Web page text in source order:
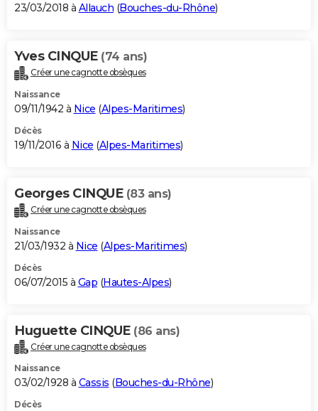
23/03/2018 à Allauch (Bouches-du-Rhône)
Yves CINQUE (74 ans)
Créer une cagnotte obsèques
Naissance
09/11/1942 à Nice (Alpes-Maritimes)
Décès
19/11/2016 à Nice (Alpes-Maritimes)
Georges CINQUE (83 ans)
Créer une cagnotte obsèques
Naissance
21/03/1932 à Nice (Alpes-Maritimes)
Décès
06/07/2015 à Gap (Hautes-Alpes)
Huguette CINQUE (86 ans)
Créer une cagnotte obsèques
Naissance
03/02/1928 à Cassis (Bouches-du-Rhône)
Décès